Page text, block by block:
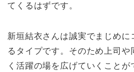
てくるはずです。
新垣結衣さんは誠実でまじめに
るタイプです。そのため上司や
く活躍の場を広げていくことが